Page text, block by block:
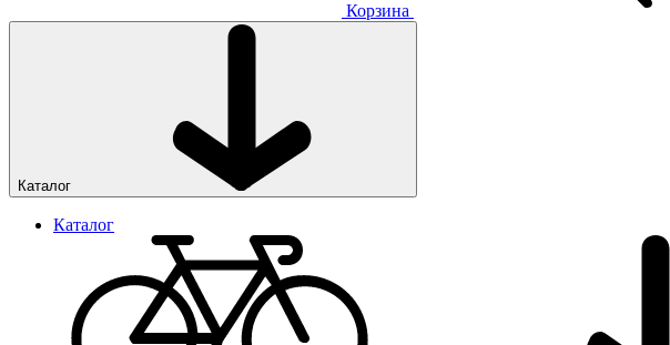
Корзина
Каталог
Каталог